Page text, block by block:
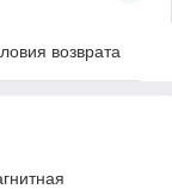
возврата